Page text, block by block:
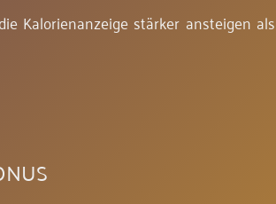
Kalorienanzeige stärker ansteigen als